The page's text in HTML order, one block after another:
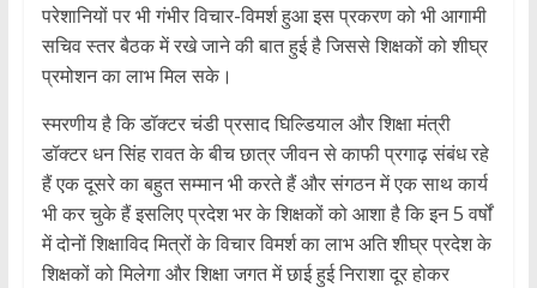
परेशानियों पर भी गंभीर विचार-विमर्श हुआ इस प्रकरण को भी आगामी
सचिव स्तर बैठक में रखे जाने की बात हुई है जिससे शिक्षकों को शीघ्र
प्रमोशन का लाभ मिल सके।
स्मरणीय है कि डॉक्टर चंडी प्रसाद घिल्डियाल और शिक्षा मंत्री
डॉक्टर धन सिंह रावत के बीच छात्र जीवन से काफी प्रगाढ़ संबंध रहे
हैं एक दूसरे का बहुत सम्मान भी करते हैं और संगठन में एक साथ कार्य
भी कर चुके हैं इसलिए प्रदेश भर के शिक्षकों को आशा है कि इन 5 वर्षों
में दोनों शिक्षाविद मित्रों के विचार विमर्श का लाभ अति शीघ्र प्रदेश के
शिक्षकों को मिलेगा और शिक्षा जगत में छाई हुई निराशा दूर होकर